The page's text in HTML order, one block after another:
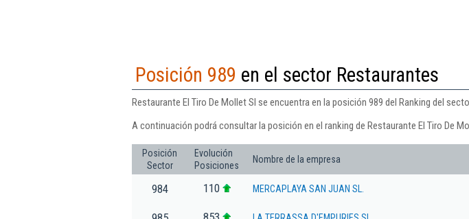
Posición 989 en el sector Restaurantes
Restaurante El Tiro De Mollet Sl se encuentra en la posición 989 del Ranking del
A continuación podrá consultar la posición en el ranking de Restaurante El Tiro De
Posición
Sector
Evolución
Posiciones
Nombre de la empresa
984 110 MERCAPLAYA SAN JUAN SL.